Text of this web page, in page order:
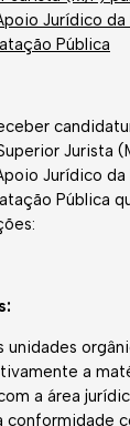
Jurídico da
Pública
Jurista
Jurídico da
Pública
unidades
a
a área
conformidade